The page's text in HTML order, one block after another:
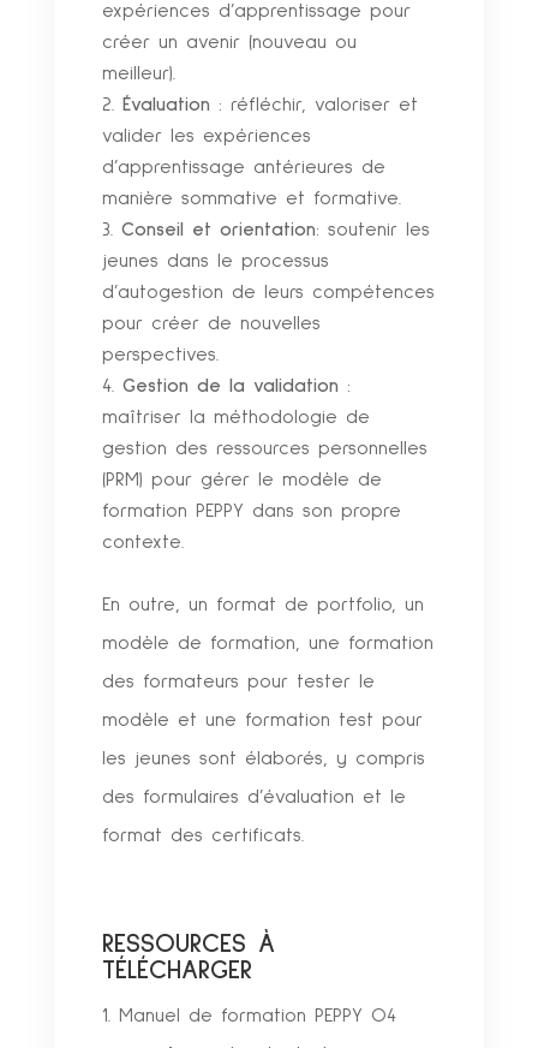
expériences d’apprentissage pour
créer un avenir (nouveau ou
meilleur).
Évaluation : réfléchir, valoriser et
valider les expériences
d’apprentissage antérieures de
manière sommative et formative.
Conseil et orientation: soutenir les
jeunes dans le processus
d’autogestion de leurs compétences
pour créer de nouvelles
perspectives.
Gestion de la validation :
maîtriser la méthodologie de
gestion des ressources personnelles
(PRM) pour gérer le modèle de
formation PEPPY dans son propre
contexte.
En outre, un format de portfolio, un
modèle de formation, une formation
des formateurs pour tester le
modèle et une formation test pour
les jeunes sont élaborés, y compris
des formulaires d’évaluation et le
format des certificats.
RESSOURCES À
TÉLÉCHARGER
1. Manuel de formation PEPPY O4